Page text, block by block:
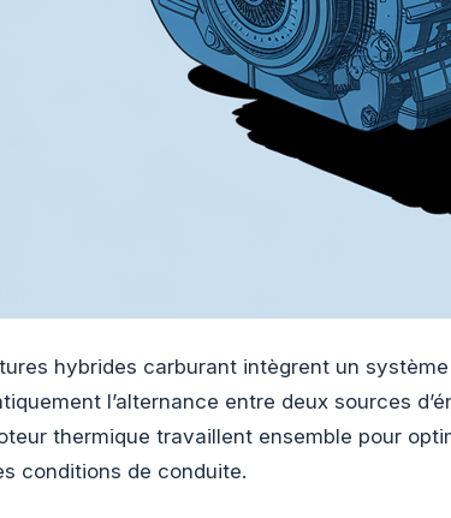
hybrides carburant intègrent un
l’alternance entre deux sources
thermique travaillent ensemble pour
conditions de conduite.